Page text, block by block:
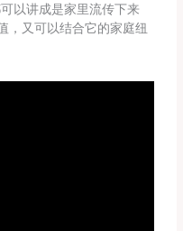
以讲成是家里流传下来
，又可以结合它的家庭纽